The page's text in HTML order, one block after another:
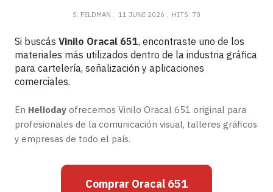
S. FELDMAN 11 JUNE 2026 HITS: 70
Si buscás Vinilo Oracal 651, encontraste uno de los
materiales más utilizados dentro de la industria gráfica
para cartelería, señalización y aplicaciones
comerciales.
En Helioday ofrecemos Vinilo Oracal 651 original para
profesionales de la comunicación visual, talleres gráficos
y empresas de todo el país.
Comprar Oracal 651